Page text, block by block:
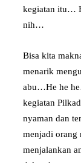
kegiatan itu…
nih…
Bisa kita
menarik
abu…He he
kegiatan
nyaman dan
menjadi orang
menjalankan